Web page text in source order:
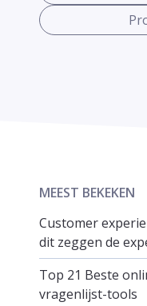
MEEST BEKEKEN
Customer
dit zeggen de
Top 21 Beste
vragenlijst-tools